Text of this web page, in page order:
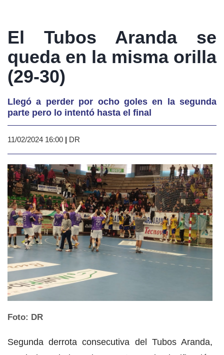
El Tubos Aranda se
queda en la misma orilla
(29-30)
Llegó a perder por ocho goles en la segunda
parte pero lo intentó hasta el final
11/02/2024 16:00 | DR
Foto: DR
Segunda derrota consecutiva del Tubos Aranda,